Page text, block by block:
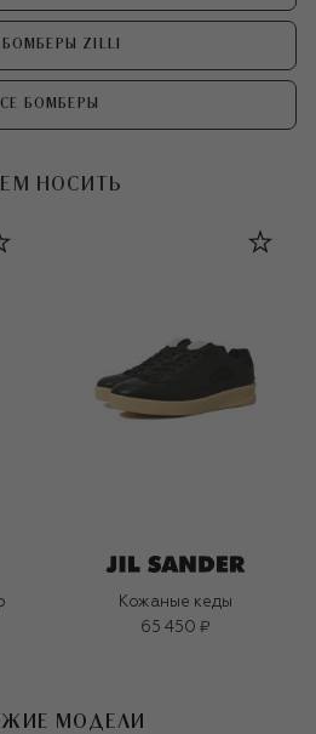
БОМБЕРЫ ZILLI
БОМБЕРЫ
НОСИТЬ
Кожаные кеды
65 450 ₽
МОДЕЛИ